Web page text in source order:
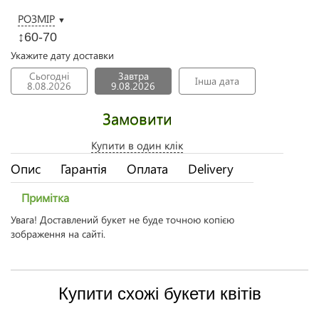
РОЗМІР ▼
↕60-70
Укажите дату доставки
Сьогодні
8.08.2026
Завтра
9.08.2026 Інша дата
Замовити
Купити в один клік
Опис Гарантія Оплата Delivery
Примітка
Увага! Доставлений букет не буде точною копією
зображення на сайті.
Купити схожі букети квітів